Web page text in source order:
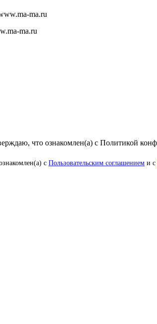
ma.ru
ma.ru
что ознакомлен(а) с Политикой
с Пользовательским соглашением и с